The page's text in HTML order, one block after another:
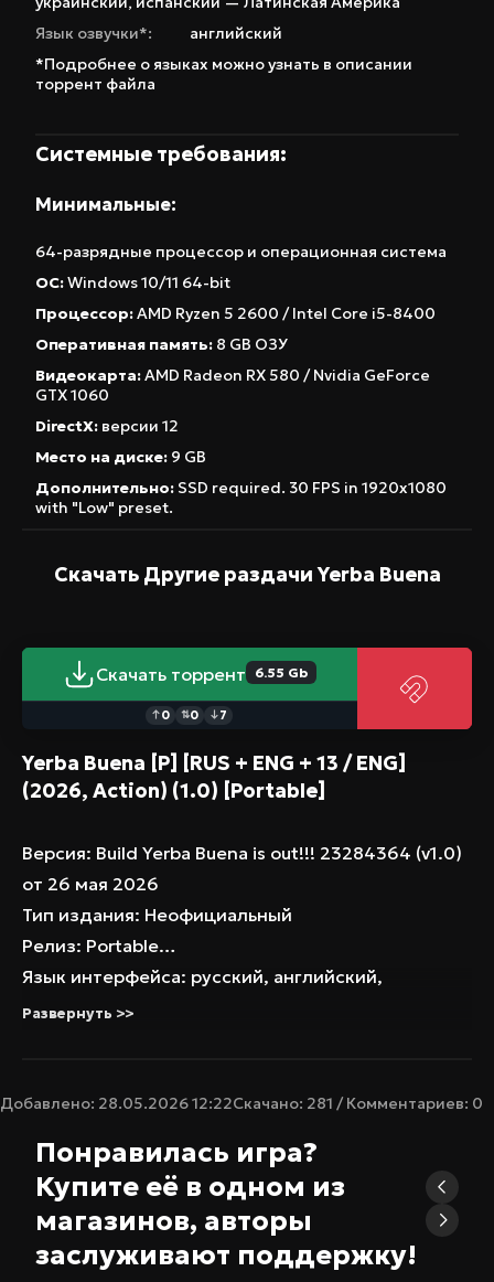
врагами, используя возможности осциллятора.
Темп игры динамичный, а управление
интуитивно понятное. Разнообразие локаций и
задач обеспечивает реиграбельность и
прохождению. Ключевой особенностью Yerba
взаимодействия с миром. Возможность
манипулировать физическими свойствами
объектов открывает бесконечные
возможности для решения головоломок и
увлекательные испытания, а ее уникальный
визуальный стиль выделяет ее на фоне других
платформеров. Эта версия Yerba Buena –
отличный выбор для тех, кто ищет
оригинальный геймплей и необычную историю.
где реальность подчиняется вашей воле. Это
Язык озвучки*:
английский
*Подробнее о языках можно узнать в описании
торрент файла
Системные требования:
Минимальные:
64-разрядные процессор и операционная система
ОС:Windows 10/11 64-bit
Процессор:AMD Ryzen 5 2600 / Intel Core i5-8400
Оперативная память: 8 GB ОЗУ
Видеокарта:AMD Radeon RX 580 / Nvidia GeForce
GTX 1060
DirectX: версии 12
Место на диске: 9 GB
Дополнительно: SSD required. 30 FPS in 1920x1080
with "Low" preset.
Скачать Другие раздачиYerba Buena
Скачать торрент 6.55 Gb
↑0 ⇅0 ↓7
Yerba Buena [P] [RUS + ENG + 13 / ENG]
(2026, Action) (1.0) [Portable]
Версия: Build Yerba Buena is out!!! 23284364 (v1.0)
от 26 мая 2026
Тип издания: Неофициальный
Релиз: Portable
Язык интерфейса: русский, английский,
японский, китайский (упр.), французский,
(трад.), турецкий, украинский, испанский —
Язык озвучки: английский
Таблэтка: вшита (RUNE)
Развернуть >>
Добавлено: 28.05.2026 12:22Скачано: 281 / Комментариев: 0
Понравилась игра?
Купите её в одном из
магазинов, авторы
заслуживают поддержку!